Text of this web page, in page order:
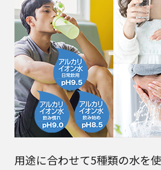
用途に合わせて5種類の水を